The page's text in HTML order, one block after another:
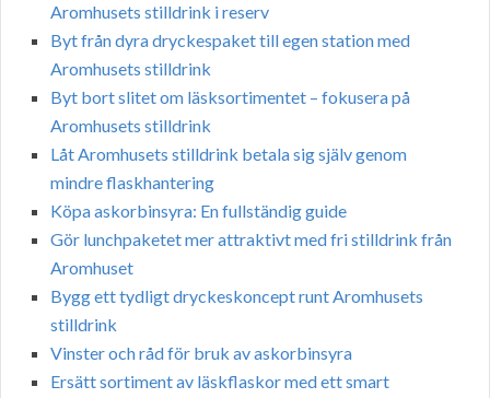
Aromhusets stilldrink i reserv
Byt från dyra dryckespaket till egen station med
Aromhusets stilldrink
Byt bort slitet om läsksortimentet – fokusera på
Aromhusets stilldrink
Låt Aromhusets stilldrink betala sig själv genom
mindre flaskhantering
Köpa askorbinsyra: En fullständig guide
Gör lunchpaketet mer attraktivt med fri stilldrink från
Aromhuset
Bygg ett tydligt dryckeskoncept runt Aromhusets
stilldrink
Vinster och råd för bruk av askorbinsyra
Ersätt sortiment av läskflaskor med ett smart